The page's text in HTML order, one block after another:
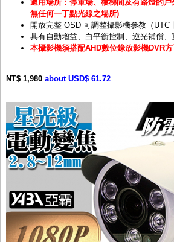
適用場所：停車場、樓梯間及有路燈的
無任何一丁點光線之場所)
開放完整 OSD 可調整攝影機參教（UTC
具有自動增益、白平衡控制、逆光補償、
本攝影機須搭配AHD數位錄放影機DVR方
NT$ 1,980 about USD$ 61.72